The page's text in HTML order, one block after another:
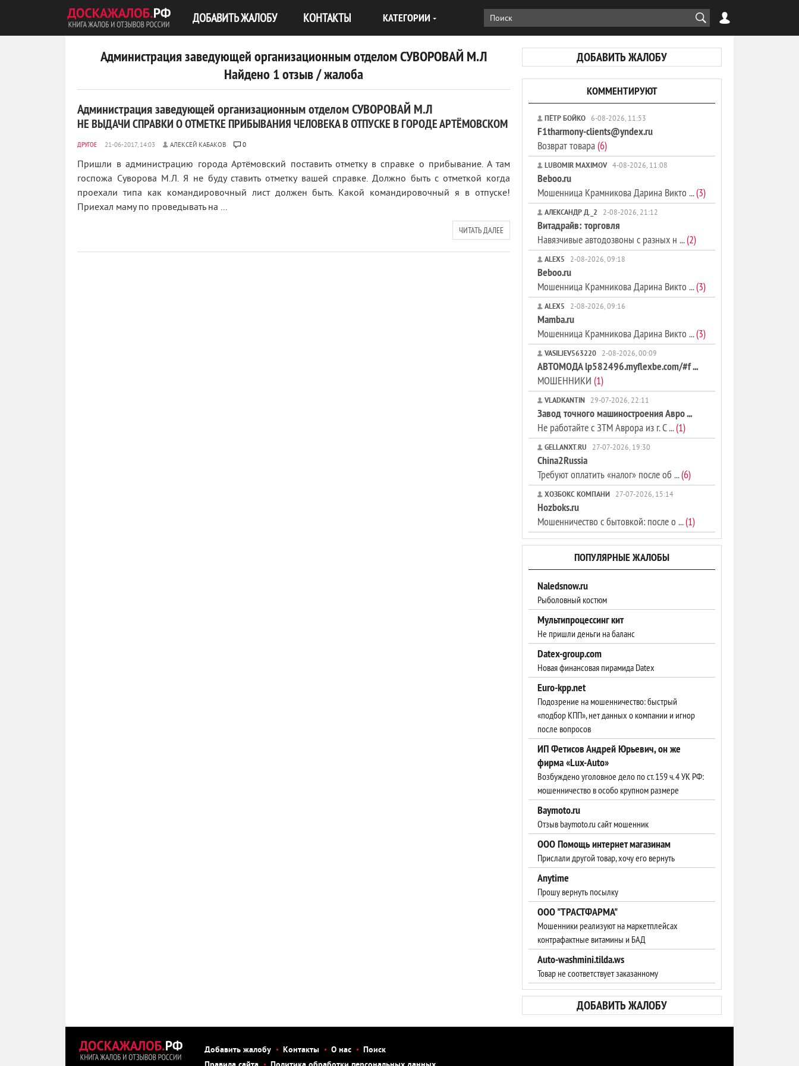
ДОБАВИТЬ ЖАЛОБУ КОНТАКТЫ КАТЕГОРИИ
ДОБАВИТЬ ЖАЛОБУ
Администрация заведующей организационным отделом СУВОРОВАЙ М.Л
Найдено 1 отзыв / жалоба
Администрация заведующей организационным отделом СУВОРОВАЙ М.Л
НЕ ВЫДАЧИ СПРАВКИ О ОТМЕТКЕ ПРИБЫВАНИЯ ЧЕЛОВЕКА В ОТПУСКЕ В ГОРОДЕ АРТЁМОВСКОМ
ДРУГОЕ АЛЕКСЕЙ КАБАКОВ 0
Пришли в администрацию города Артёмовский поставить отметку в справке о прибывание. А там
госпожа Суворова М.Л. Я не буду ставить отметку вашей справке. Должно быть с отметкой когда
проехали типа как командировочный лист должен быть. Какой командировочный я в отпуске!
Приехал маму по проведывать на ...
ЧИТАТЬ ДАЛЕЕ
КОММЕНТИРУЮТ
ПЁТР БОЙКО 6-08-2026, 11:53
F1tharmony-clients@yndex.ru
Возврат товара(6)
LUBOMIR MAXIMOV 4-08-2026, 11:08
Beboo.ru
Мошенница Крамникова Дарина Викто ...(3)
АЛЕКСАНДР Д._2 2-08-2026, 21:12
Витадрайв: торговля
Навязчивые автодозвоны с разных н ...(2)
ALEX5 2-08-2026, 09:18
Beboo.ru
Мошенница Крамникова Дарина Викто ...(3)
ALEX5 2-08-2026, 09:16
Mamba.ru
Мошенница Крамникова Дарина Викто ...(3)
VASILJEV563220 2-08-2026, 00:09
АВТОМОДА lp582496.myflexbe.com/#f ...
МОШЕННИКИ (1)
VLADKANTIN 29-07-2026, 22:11
Завод точного машиностроения Авро ...
Не работайте с ЗТМ Аврора из г. С ...(1)
GELLANXT.RU 27-07-2026, 19:30
China2Russia
Требуют оплатить «налог» после об ...(6)
ХОЗБОКС КОМПАНИ 27-07-2026, 15:14
Hozboks.ru
Мошенничество с бытовкой: после о ...(1)
ПОПУЛЯРНЫЕ ЖАЛОБЫ
Naledsnow.ru
Рыболовный костюм
Мультипроцессинг кит
Не пришли деньги на баланс
Datex-group.com
Новая финансовая пирамида Datex
Euro-kpp.net
Подозрение на мошенничество: быстрый
«подбор КПП», нет данных о компании и игнор
после вопросов
ИП Фетисов Андрей Юрьевич, он же
фирма «Lux-Auto»
Возбуждено уголовное дело по ст. 159 ч. 4 УК РФ:
мошенничество в особо крупном размере
Baymoto.ru
Отзыв baymoto.ru сайт мошенник
ООО Помощь интернет магазинам
Прислали другой товар, хочу его вернуть
Anytime
Прошу вернуть посылку
ООО "ТРАСТФАРМА"
Мошенники реализуют на маркетплейсах
контрафактные витамины и БАД
Auto-washmini.tilda.ws
Товар не соответствует заказанному
ДОБАВИТЬ ЖАЛОБУ
Добавить жалобу Контакты О нас
Поиск